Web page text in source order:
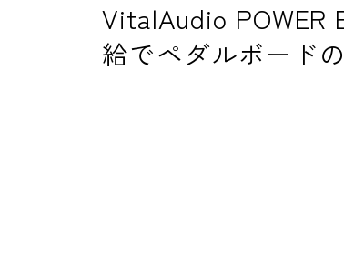
VitalAudio POWER
給でペダルボード